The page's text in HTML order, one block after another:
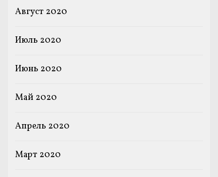
Август 2020
Июль 2020
Июнь 2020
Май 2020
Апрель 2020
Март 2020